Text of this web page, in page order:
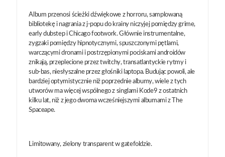
Album przenosi ścieżki dźwiękowe z horroru, samplowaną
bibliotekę i nagrania z j-popu do krainy niczyjej pomiędzy grime,
early dubstep i Chicago footwork. Głównie instrumentalne,
zygzaki pomiędzy hipnotycznymi, spuszczonymi pętlami,
warczącymi dronami i postrzępionymi pociskami androidów
znikają, przeplecione przez twitchy, transatlantyckie rytmy i
sub-bas, niesłyszalne przez głośniki laptopa. Budując powoli, ale
bardziej optymistycznie niż poprzednie albumy, wiele z tych
utworów ma więcej wspólnego z singlami Kode9 z ostatnich
kilku lat, niż z jego dwoma wcześniejszymi albumami z The
Spaceape.
Limitowany, zielony transparent w gatefoldzie.